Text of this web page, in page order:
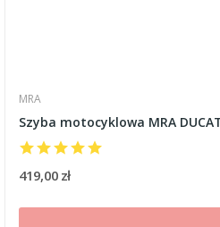
MRA
Szyba motocyklowa MRA
419,00 zł